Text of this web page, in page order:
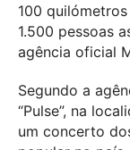
100
1.500 pessoas
agência oficial
Segundo a
“Pulse”, na
um concerto